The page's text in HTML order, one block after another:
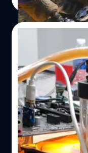
เลยทีเดียวครับ แถ
แบบสด ๆ กับโปรดิว
Tsujimoto) และคุณ
ซึ่งเป็น Executive
แฟน ๆ น่าจะอยา
Monster Hunter
ฮันเตอร์เดินทางเข้
ทุกมุม จากการทดส
การใส่รายละเอียดต่
ของสิ่งแวดล้อมภา
น้อยใหญ่ที่มีเอกลัก
ต่อสู้กันเอง ซึ่งแม้แ
ดูไว้ก็พอ หนุ่ม
น้ำเปล่า แล้วดั
การใช้น้ำเปล่าระบ
ทั่วโลก แต่คอนเทนต์
การเอาโค้กมาระบ
กว่าน้ำเปล่าเสียด้วย
วัชรกุล พัฒนาประทีป|